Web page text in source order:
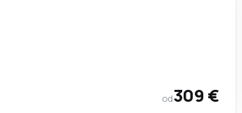
od309 €